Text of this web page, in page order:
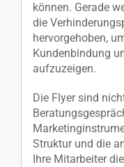
können. Gerade
die
hervorgehoben,
Kundenbindung
aufzuzeigen.
Die Flyer sind
Struktur und die
Ihre Mitarbeiter